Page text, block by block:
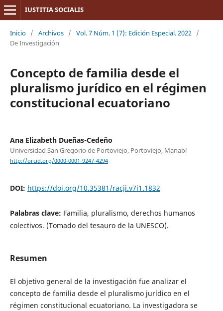
IUSTITIA SOCIALIS
Inicio / Archivos / Vol. 7 Núm. 1 (7): Edición Especial. 2022 /
De Investigación
Concepto de familia desde el
pluralismo jurídico en el régimen
constitucional ecuatoriano
Ana Elizabeth Dueñas-Cedeño
Universidad San Gregorio de Portoviejo, Portoviejo, Manabí
http://orcid.org/0000-0001-9247-4294
DOI: https://doi.org/10.35381/racji.v7i1.1832
Palabras clave: Familia, pluralismo, derechos humanos
colectivos. (Tomado del tesauro de la UNESCO).
Resumen
El objetivo general de la investigación fue analizar el
concepto de familia desde el pluralismo jurídico en el
régimen constitucional ecuatoriano. La investigadora se